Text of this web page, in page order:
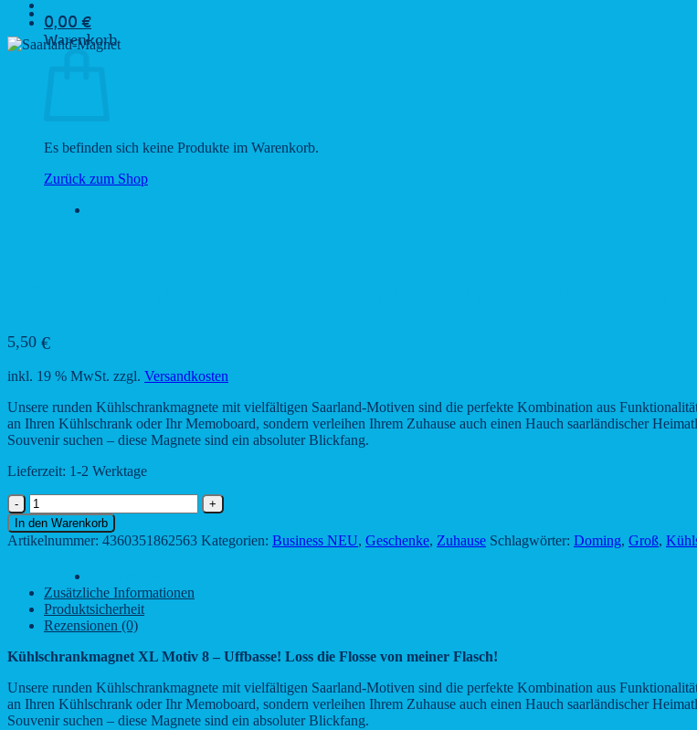
0,00 €
Warenkorb
Es befinden sich keine Produkte im Warenkorb.
Zurück zum Shop
5,50 €
inkl. 19 % MwSt. zzgl. Versandkosten
Unsere runden Kühlschrankmagnete mit vielfältigen Saarland-Motiven sind die perfekte Kombination aus
an Ihren Kühlschrank oder Ihr Memoboard, sondern verleihen Ihrem Zuhause auch einen Hauch saarländischer
Souvenir suchen – diese Magnete sind ein absoluter Blickfang.
Lieferzeit: 1-2 Werktage
Kühlschrankmagnet
XL
Motiv
8
Uffbasse!
Loss
die
Flosse
von
meiner
Flasch!
Menge
In den Warenkorb
Artikelnummer: 4360351862563 Kategorien: Business NEU, Geschenke, Zuhause Schlagwörter: Doming, Groß,
Zusätzliche Informationen
Produktsicherheit
Rezensionen (0)
Kühlschrankmagnet XL Motiv 8 – Uffbasse! Loss die Flosse von meiner Flasch!
Unsere runden Kühlschrankmagnete mit vielfältigen Saarland-Motiven sind die perfekte Kombination aus
an Ihren Kühlschrank oder Ihr Memoboard, sondern verleihen Ihrem Zuhause auch einen Hauch saarländischer
Souvenir suchen – diese Magnete sind ein absoluter Blickfang.